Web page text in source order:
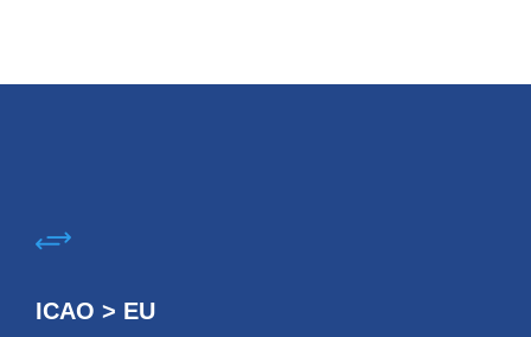
ICAO > EU